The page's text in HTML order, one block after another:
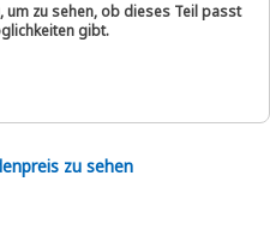
um zu sehen, ob dieses Teil passt
gibt.
zu sehen